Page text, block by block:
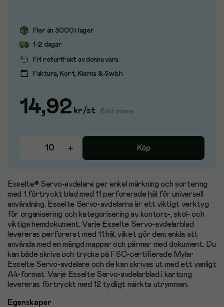
Fler än 3000 i lager
Fri returfrakt av denna vara
1-2 dagar
Faktura, Kort, Klarna & Swish
14,92 kr/st Exkl. moms
Köp
Esselte® Servo-avdelare ger enkel märkning och sortering
med 1 förtryckt blad med 11 perforerade hål för universell
användning. Esselte Servo-avdelarna är ett viktigt verktyg
för organisering och kategorisering av kontors-, skol- och
viktiga hemdokument. Varje Esselte Servo-avdelarblad
levereras perforerat med 11 hål, vilket gör dem enkla att
använda med en mängd mappar och pärmar med dokument. Du
kan både skriva och trycka på FSC-certifierade Mylar
Esselte Servo-avdelare och de kan skrivas ut med ett vanligt
A4-format. Varje Esselte Servo-avdelarblad i kartong
levereras förtryckt med 12 tydligt märkta utrymmen.
Egenskaper